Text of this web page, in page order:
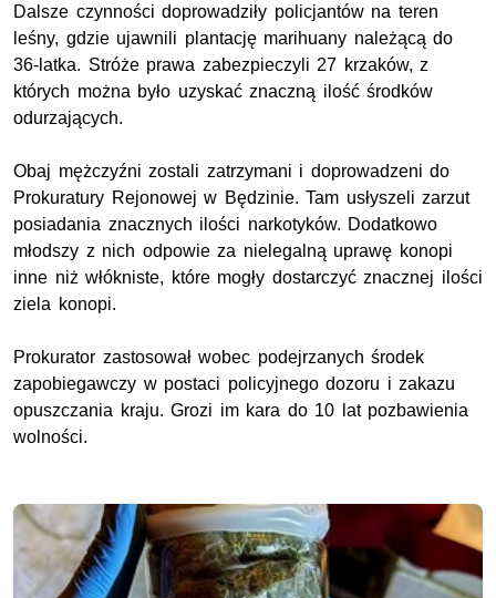
Dalsze czynności doprowadziły policjantów na teren
leśny, gdzie ujawnili plantację marihuany należącą do
36-latka. Stróże prawa zabezpieczyli 27 krzaków, z
których można było uzyskać znaczną ilość środków
odurzających.
Obaj mężczyźni zostali zatrzymani i doprowadzeni do
Prokuratury Rejonowej w Będzinie. Tam usłyszeli zarzut
posiadania znacznych ilości narkotyków. Dodatkowo
młodszy z nich odpowie za nielegalną uprawę konopi
inne niż włókniste, które mogły dostarczyć znacznej ilości
ziela konopi.
Prokurator zastosował wobec podejrzanych środek
zapobiegawczy w postaci policyjnego dozoru i zakazu
opuszczania kraju. Grozi im kara do 10 lat pozbawienia
wolności.